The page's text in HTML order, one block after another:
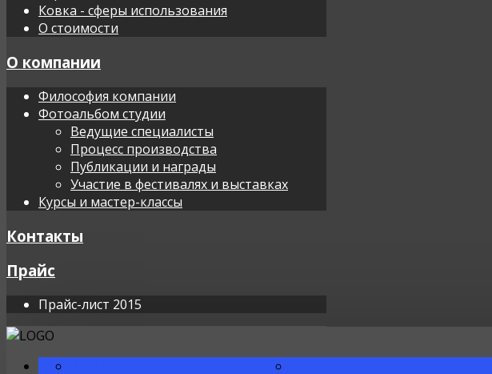
Ковка - сферы использования
О стоимости
О компании
Философия компании
Фотоальбом студии
Ведущие специалисты
Процесс производства
Публикации и награды
Участие в фестивалях и выставках
Курсы и мастер-классы
Контакты
Прайс
Прайс-лист 2015